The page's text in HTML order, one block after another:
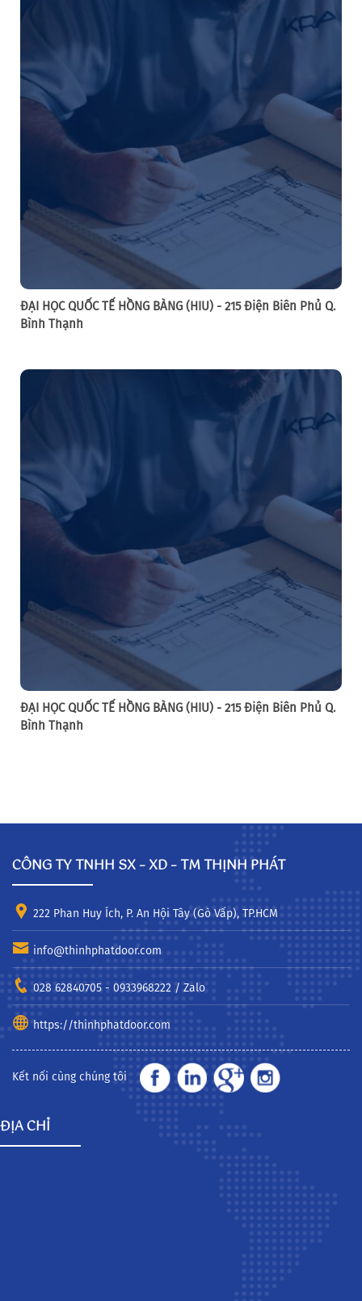
ĐẠI HỌC QUỐC TẾ HỒNG BÀNG (HIU) - 215 Điện Biên Phủ Q.
Bình Thạnh
ĐẠI HỌC QUỐC TẾ HỒNG BÀNG (HIU) - 215 Điện Biên Phủ Q.
Bình Thạnh
CÔNG TY TNHH SX – XD – TM THỊNH PHÁT
222 Phan Huy Ích, P. An Hội Tây (Gò Vấp), TP.HCM
info@thinhphatdoor.com
028 62840705 - 0933968222 / Zalo
https://thinhphatdoor.com
Kết nối cùng chúng tôi
ĐỊA CHỈ